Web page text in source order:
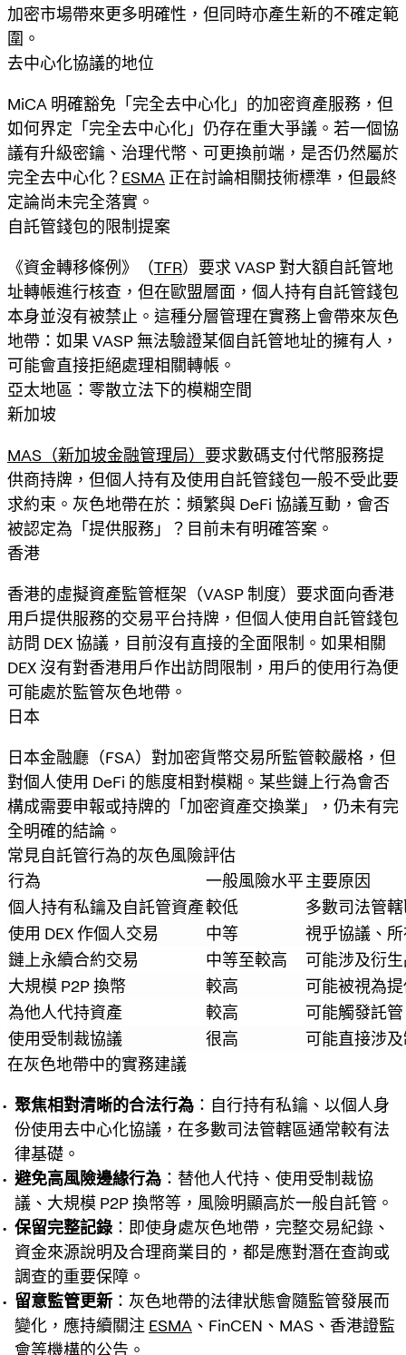
加密市場帶來更多明確性，但同時亦產生新的不確定範
圍。
去中心化協議的地位
MiCA 明確豁免「完全去中心化」的加密資產服務，但
如何界定「完全去中心化」仍存在重大爭議。若一個協
議有升級密鑰、治理代幣、可更換前端，是否仍然屬於
完全去中心化？ ESMA 正在討論相關技術標準，但最終
定論尚未完全落實。
自託管錢包的限制提案
《資金轉移條例》（TFR）要求 VASP 對大額自託管地
址轉帳進行核查，但在歐盟層面，個人持有自託管錢包
本身並沒有被禁止。這種分層管理在實務上會帶來灰色
地帶：如果 VASP 無法驗證某個自託管地址的擁有人，
可能會直接拒絕處理相關轉帳。
亞太地區：零散立法下的模糊空間
新加坡
MAS（新加坡金融管理局） 要求數碼支付代幣服務提
供商持牌，但個人持有及使用自託管錢包一般不受此要
求約束。灰色地帶在於：頻繁與 DeFi 協議互動，會否
被認定為「提供服務」？目前未有明確答案。
香港
香港的虛擬資產監管框架（VASP 制度）要求面向香港
用戶提供服務的交易平台持牌，但個人使用自託管錢包
訪問 DEX 協議，目前沒有直接的全面限制。如果相關
DEX 沒有對香港用戶作出訪問限制，用戶的使用行為便
可能處於監管灰色地帶。
日本
日本金融廳（FSA）對加密貨幣交易所監管較嚴格，但
對個人使用 DeFi 的態度相對模糊。某些鏈上行為會否
構成需要申報或持牌的「加密資產交換業」，仍未有完
全明確的結論。
常見自託管行為的灰色風險評估
行為
一般風險水平主要原因
個人持有私鑰及自託管資產較低
多數司法管
使用 DEX 作個人交易
中等
視乎協議、
鏈上永續合約交易
中等至較高
可能涉及衍
大規模 P2P 換幣
較高
可能被視為
為他人代持資產
較高
可能觸發託
使用受制裁協議
很高
可能直接涉
在灰色地帶中的實務建議
聚焦相對清晰的合法行為 ：自行持有私鑰、以個人身
份使用去中心化協議，在多數司法管轄區通常較有法
律基礎。
避免高風險邊緣行為 ：替他人代持、使用受制裁協
議、大規模 P2P 換幣等，風險明顯高於一般自託管。
保留完整記錄 ：即使身處灰色地帶，完整交易紀錄、
資金來源說明及合理商業目的，都是應對潛在查詢或
調查的重要保障。
留意監管更新 ：灰色地帶的法律狀態會隨監管發展而
變化，應持續關注 ESMA 、FinCEN、MAS、香港證監
會等機構的公告。